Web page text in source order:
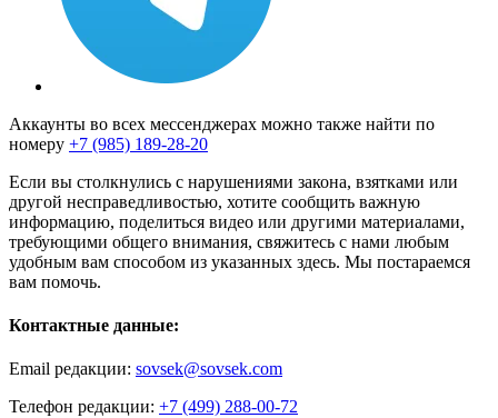
Аккаунты во всех мессенджерах можно также найти по
номеру +7 (985) 189-28-20
Если вы столкнулись с нарушениями закона, взятками или
другой несправедливостью, хотите сообщить важную
информацию, поделиться видео или другими материалами,
требующими общего внимания, свяжитесь с нами любым
удобным вам способом из указанных здесь. Мы постараемся
вам помочь.
Контактные данные:
Email редакции: sovsek@sovsek.com
Телефон редакции: +7 (499) 288-00-72